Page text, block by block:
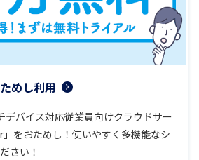
めし利用
デバイス対応従業員向けクラウドサー
をおためし！使いやすく多機能なシ
さい！